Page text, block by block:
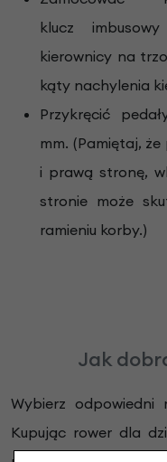
klucz
kierownicy na
kąty nachylenia
Przykręcić
mm. (Pamiętaj,
i prawą stronę,
stronie może
ramieniu korby.)
Jak
Wybierz odpowiedni
Kupując rower dla